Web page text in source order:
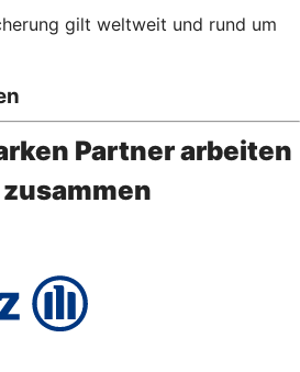
gilt weltweit und rund um
Partner arbeiten